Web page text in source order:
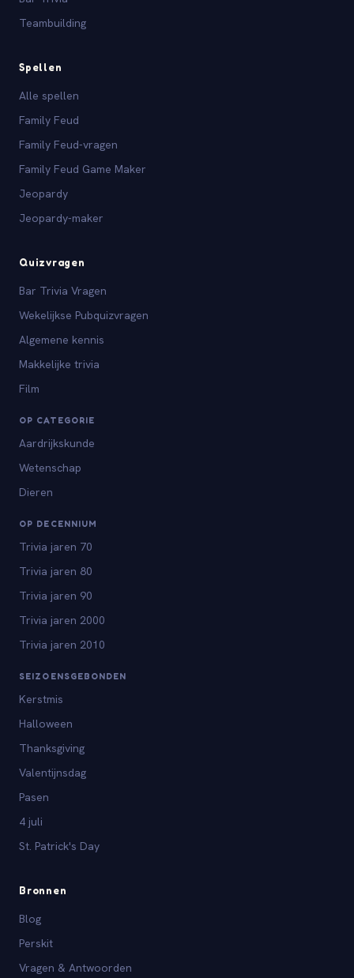
Teambuilding
Spellen
Alle spellen
Family Feud
Family Feud-vragen
Family Feud Game Maker
Jeopardy
Jeopardy-maker
Quizvragen
Bar Trivia Vragen
Wekelijkse Pubquizvragen
Algemene kennis
Makkelijke trivia
Film
OP CATEGORIE
Aardrijkskunde
Wetenschap
Dieren
OP DECENNIUM
Trivia jaren 70
Trivia jaren 80
Trivia jaren 90
Trivia jaren 2000
Trivia jaren 2010
SEIZOENSGEBONDEN
Kerstmis
Halloween
Thanksgiving
Valentijnsdag
Pasen
4 juli
St. Patrick's Day
Bronnen
Blog
Perskit
Vragen & Antwoorden